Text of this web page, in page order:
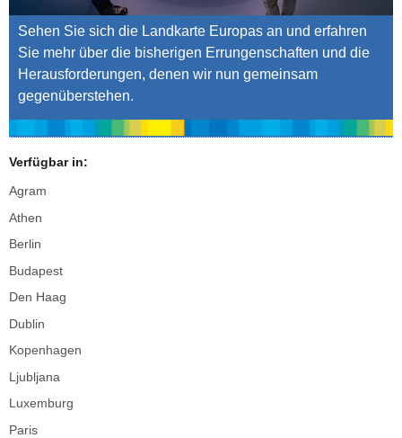
Sehen Sie sich die Landkarte Europas an und erfahren
Sie mehr über die bisherigen Errungenschaften und die
Herausforderungen, denen wir nun gemeinsam
gegenüberstehen.
Verfügbar in:
Agram
Athen
Berlin
Budapest
Den Haag
Dublin
Kopenhagen
Ljubljana
Luxemburg
Paris